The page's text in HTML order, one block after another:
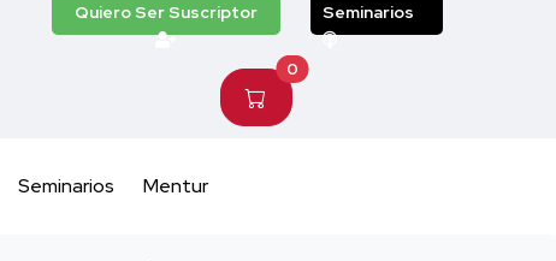
Quiero Ser Suscriptor Seminarios
0
Seminarios Mentur